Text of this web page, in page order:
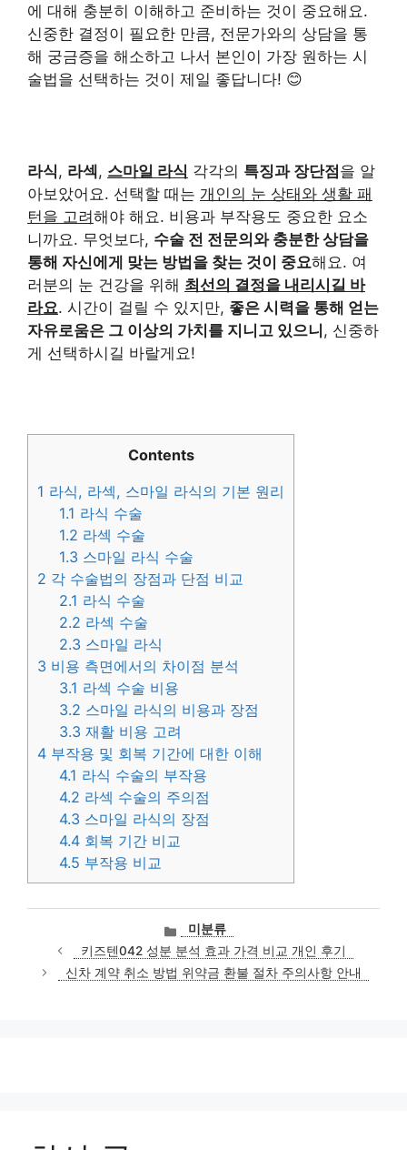
에 대해 충분히 이해하고 준비하는 것이 중요해요.
신중한 결정이 필요한 만큼, 전문가와의 상담을 통
해 궁금증을 해소하고 나서 본인이 가장 원하는 시
술법을 선택하는 것이 제일 좋답니다! 😊
라식, 라섹, 스마일 라식 각각의 특징과 장단점을 알
아보았어요. 선택할 때는 개인의 눈 상태와 생활 패
턴을 고려해야 해요. 비용과 부작용도 중요한 요소
니까요. 무엇보다, 수술 전 전문의와 충분한 상담을
통해 자신에게 맞는 방법을 찾는 것이 중요해요. 여
러분의 눈 건강을 위해 최선의 결정을 내리시길 바
라요. 시간이 걸릴 수 있지만, 좋은 시력을 통해 얻는
자유로움은 그 이상의 가치를 지니고 있으니, 신중하
게 선택하시길 바랄게요!
Contents
1 라식, 라섹, 스마일 라식의 기본 원리
1.1 라식 수술
1.2 라섹 수술
1.3 스마일 라식 수술
2 각 수술법의 장점과 단점 비교
2.1 라식 수술
2.2 라섹 수술
2.3 스마일 라식
3 비용 측면에서의 차이점 분석
3.1 라섹 수술 비용
3.2 스마일 라식의 비용과 장점
3.3 재활 비용 고려
4 부작용 및 회복 기간에 대한 이해
4.1 라식 수술의 부작용
4.2 라섹 수술의 주의점
4.3 스마일 라식의 장점
4.4 회복 기간 비교
4.5 부작용 비교
카
테
고
리
미분류
키즈텐042 성분 분석 효과 가격 비교 개인 후기
신차 계약 취소 방법 위약금 환불 절차 주의사항 안내